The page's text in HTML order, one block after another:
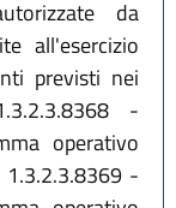
da
all'esercizio
previsti nei
-
operativo
1.3.2.3.8369 -